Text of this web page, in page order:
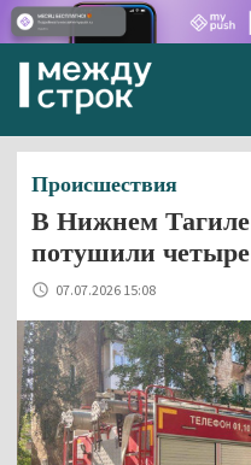
Происшествия
В Нижнем Тагиле
потушили
07.07.2026 15:08